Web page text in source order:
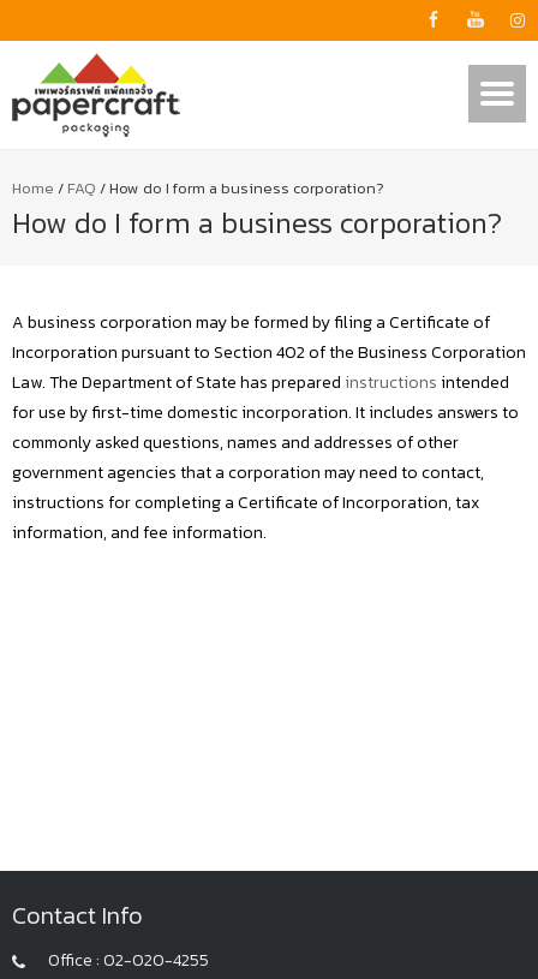
Home / FAQ /How do I form a business corporation?
How do I form a business corporation?
A business corporation may be formed by filing a Certificate of
Incorporation pursuant to Section 402 of the Business Corporation
Law. The Department of State has prepared instructions intended
for use by first-time domestic incorporation. It includes answers to
commonly asked questions, names and addresses of other
government agencies that a corporation may need to contact,
instructions for completing a Certificate of Incorporation, tax
information, and fee information.
Contact Info
Office : 02-020-4255